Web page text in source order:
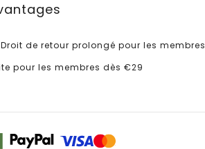
Droit de retour prolongé pour les membres
pour les membres dès €29